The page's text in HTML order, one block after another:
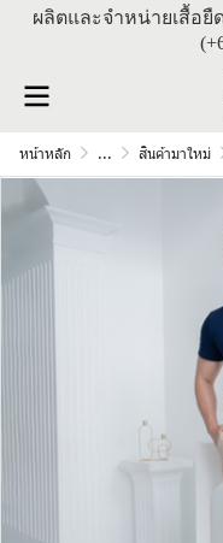
ผลิตและจำหน่ายเสื้อยื
หน้าหลัก ... สินค้ามาใหม่